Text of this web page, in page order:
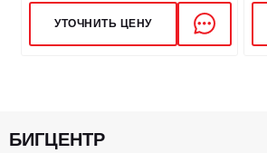
УТОЧНИТЬ ЦЕНУ
БИГЦЕНТР